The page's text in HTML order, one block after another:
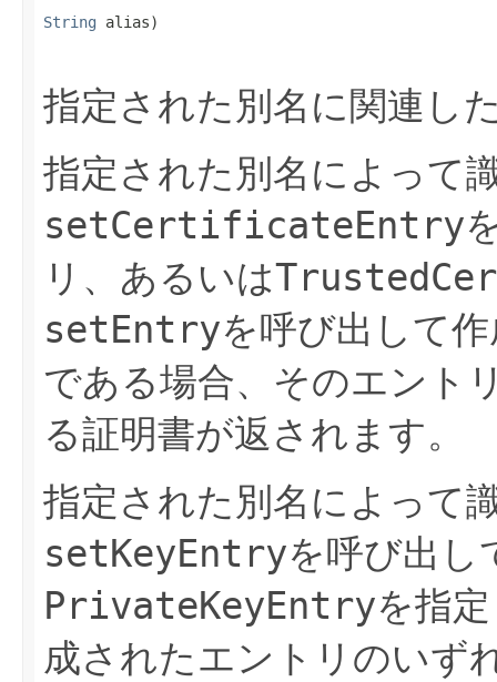
String alias)
指定された別名に関連し
指定された別名によって
setCertificateEntry
リ、あるいは
setEntryを呼び出して
である場合、そのエント
る証明書が返されます。
指定された別名によって
setKeyEntryを呼び出し
PrivateKeyEntryを指
成されたエントリのいず